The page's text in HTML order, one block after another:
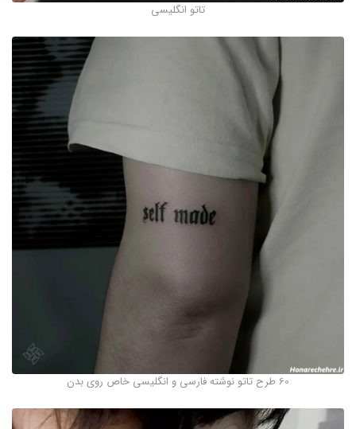
تاتو انگلیسی
60 طرح تاتو نوشته فارسی و انگلیسی خاص روی بدن